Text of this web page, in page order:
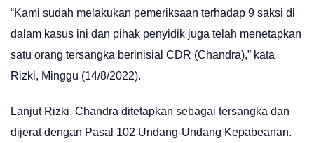
“Kami sudah melakukan pemeriksaan terhadap 9 saksi di
dalam kasus ini dan pihak penyidik juga telah menetapkan
satu orang tersangka berinisial CDR (Chandra),” kata
Rizki, Minggu (14/8/2022).
Lanjut Rizki, Chandra ditetapkan sebagai tersangka dan
dijerat dengan Pasal 102 Undang-Undang Kepabeanan.